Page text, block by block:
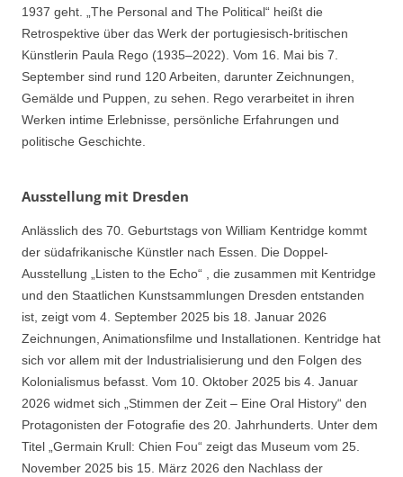
1937 geht. „The Personal and The Political“ heißt die
Retrospektive über das Werk der portugiesisch-britischen
Künstlerin Paula Rego (1935–2022). Vom 16. Mai bis 7.
September sind rund 120 Arbeiten, darunter Zeichnungen,
Gemälde und Puppen, zu sehen. Rego verarbeitet in ihren
Werken intime Erlebnisse, persönliche Erfahrungen und
politische Geschichte.
Ausstellung mit Dresden
Anlässlich des 70. Geburtstags von William Kentridge kommt
der südafrikanische Künstler nach Essen. Die Doppel-
Ausstellung „Listen to the Echo“ , die zusammen mit Kentridge
und den Staatlichen Kunstsammlungen Dresden entstanden
ist, zeigt vom 4. September 2025 bis 18. Januar 2026
Zeichnungen, Animationsfilme und Installationen. Kentridge hat
sich vor allem mit der Industrialisierung und den Folgen des
Kolonialismus befasst. Vom 10. Oktober 2025 bis 4. Januar
2026 widmet sich „Stimmen der Zeit – Eine Oral History“ den
Protagonisten der Fotografie des 20. Jahrhunderts. Unter dem
Titel „Germain Krull: Chien Fou“ zeigt das Museum vom 25.
November 2025 bis 15. März 2026 den Nachlass der